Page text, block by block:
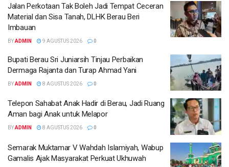
Jalan Perkotaan Tak Boleh Jadi Tempat Ceceran
Material dan Sisa Tanah, DLHK Berau Beri
Imbauan
BYADMIN 9 AGUSTUS 2026 0
Bupati Berau Sri Juniarsih Tinjau Perbaikan
Dermaga Rajanta dan Turap Ahmad Yani
BYADMIN 8 AGUSTUS 2026 0
Telepon Sahabat Anak Hadir di Berau, Jadi Ruang
Aman bagi Anak untuk Melapor
BYADMIN 8 AGUSTUS 2026 0
Semarak Muktamar V Wahdah Islamiyah, Wabup
Gamalis Ajak Masyarakat Perkuat Ukhuwah